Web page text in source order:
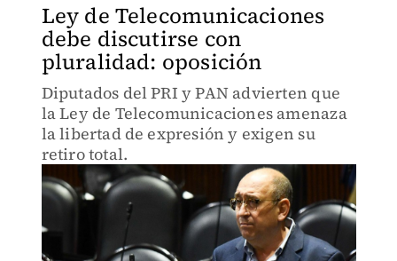
Ley de Telecomunicaciones
debe discutirse con
pluralidad: oposición
Diputados del PRI y PAN advierten que
la Ley de Telecomunicaciones amenaza
la libertad de expresión y exigen su
retiro total.